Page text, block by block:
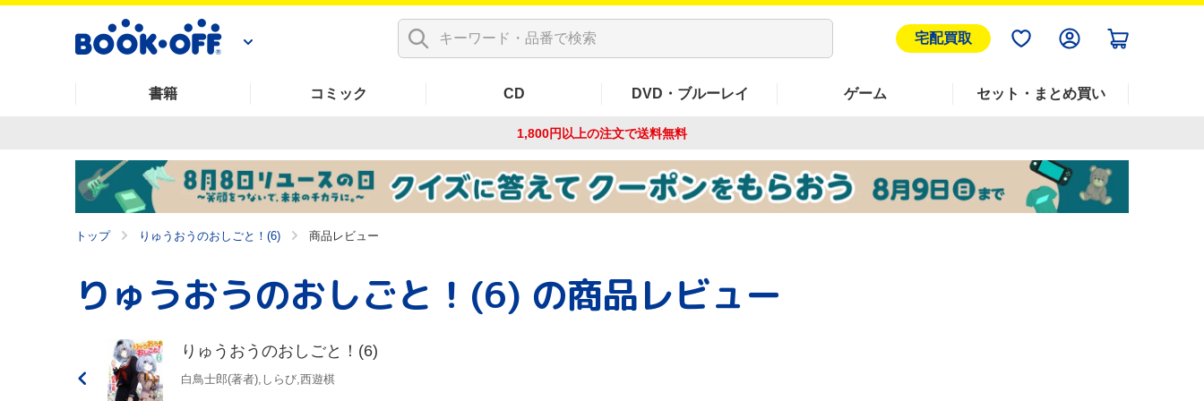
宅配買取
書籍 コミック CD DVD・ブルーレイ ゲーム セット・まとめ買い
1,800円以上の注文で送料無料
トップ りゅうおうのおしごと！(6) 商品レビュー
りゅうおうのおしごと！(6) の商品レビュー
りゅうおうのおしごと！(6)
白鳥士郎(著者),しらび,西遊棋